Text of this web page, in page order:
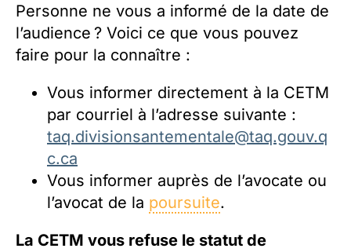
Personne ne vous a informé de la date de
l’audience ? Voici ce que vous pouvez
faire pour la connaître :
Vous informer directement à la CETM
par courriel à l’adresse suivante :
taq.divisionsantementale@taq.gouv.q
c.ca
Vous informer auprès de l’avocate ou
l’avocat de la poursuite.
La CETM vous refuse le statut de